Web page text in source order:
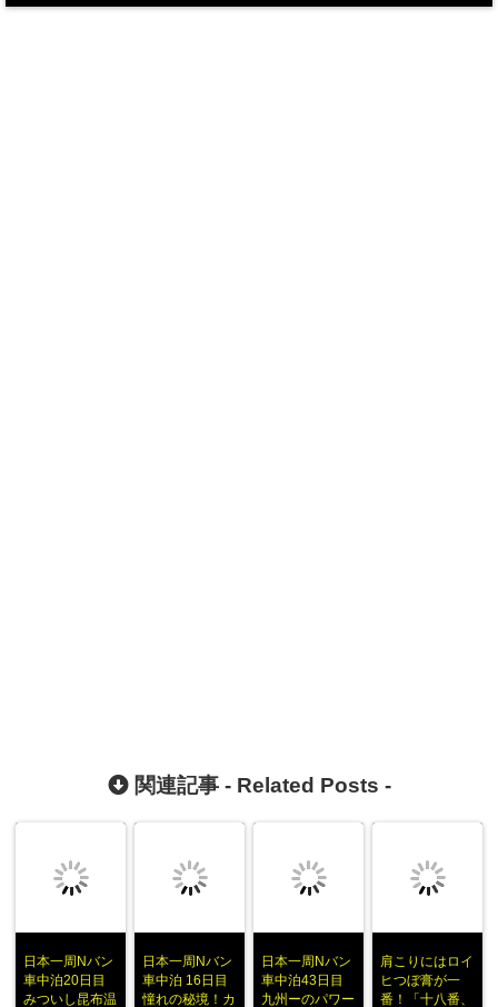
関連記事 - Related Posts -
日本一周Nバン
車中泊20日目
みついし昆布温
日本一周Nバン
車中泊 16日目
憧れの秘境！カ
日本一周Nバン
車中泊43日目
九州ーのパワー
肩こりにはロイ
ヒつぼ膏が一
番！「十八番、